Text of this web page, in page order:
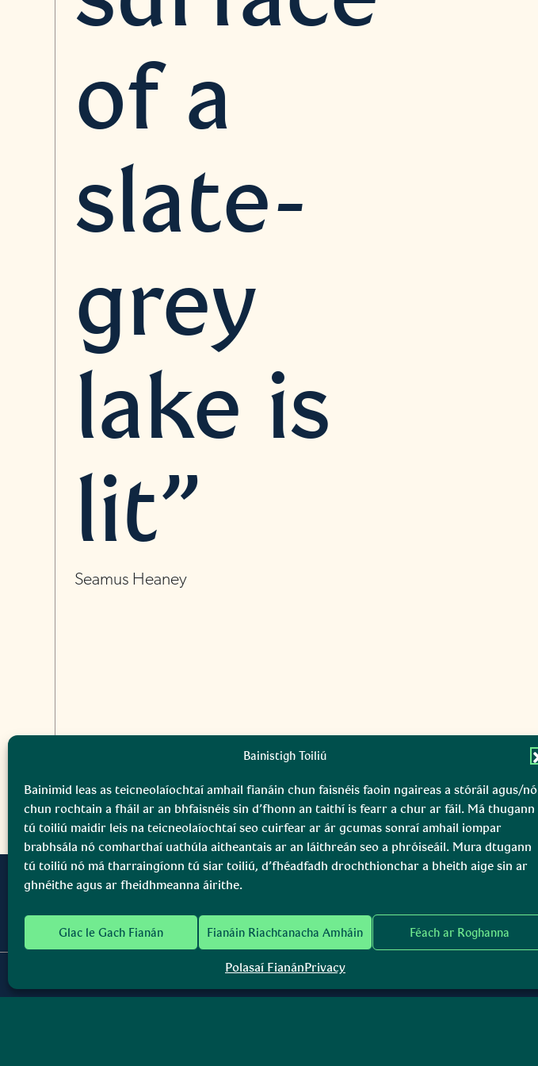
Bainistigh Toiliú
Bainimid leas as teicneolaíochtaí amhail fianáin chun faisnéis faoin ngaireas a stóráil agus/nó
chun rochtain a fháil ar an bhfaisnéis sin d’fhonn an taithí is fearr a chur ar fáil. Má thugann
tú toiliú maidir leis na teicneolaíochtaí seo cuirfear ar ár gcumas sonraí amhail iompar
brabhsála nó comharthaí uathúla aitheantais ar an láithreán seo a phróiseáil. Mura dtugann
tú toiliú nó má tharraingíonn tú siar toiliú, d’fhéadfadh drochthionchar a bheith aige sin ar
ghnéithe agus ar fheidhmeanna áirithe.
Glac le Gach Fianán Fianáin Riachtanacha Amháin Féach ar Roghanna
Polasaí FianánPrivacy
of a
slate-
grey
lake is
lit”
Seamus Heaney
Páirc Náisiúnta Bhoirne
Dúlra & Caomhnú